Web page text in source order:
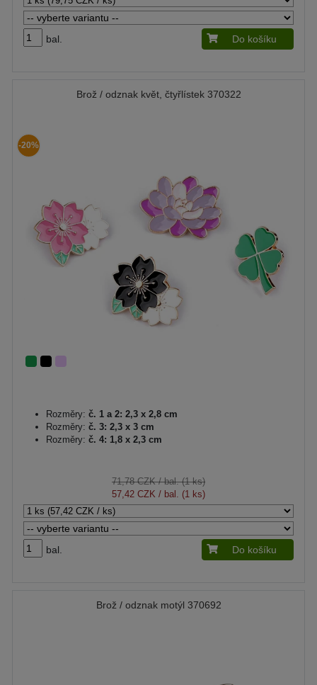
bal. Do košíku
Brož / odznak květ, čtyřlístek 370322
-20%
Rozměry: č. 1 a 2: 2,3 x 2,8 cm
Rozměry: č. 3: 2,3 x 3 cm
Rozměry: č. 4: 1,8 x 2,3 cm
71,78 CZK/ bal. (1 ks)
57,42 CZK / bal. (1 ks)
bal. Do košíku
Brož / odznak motýl 370692